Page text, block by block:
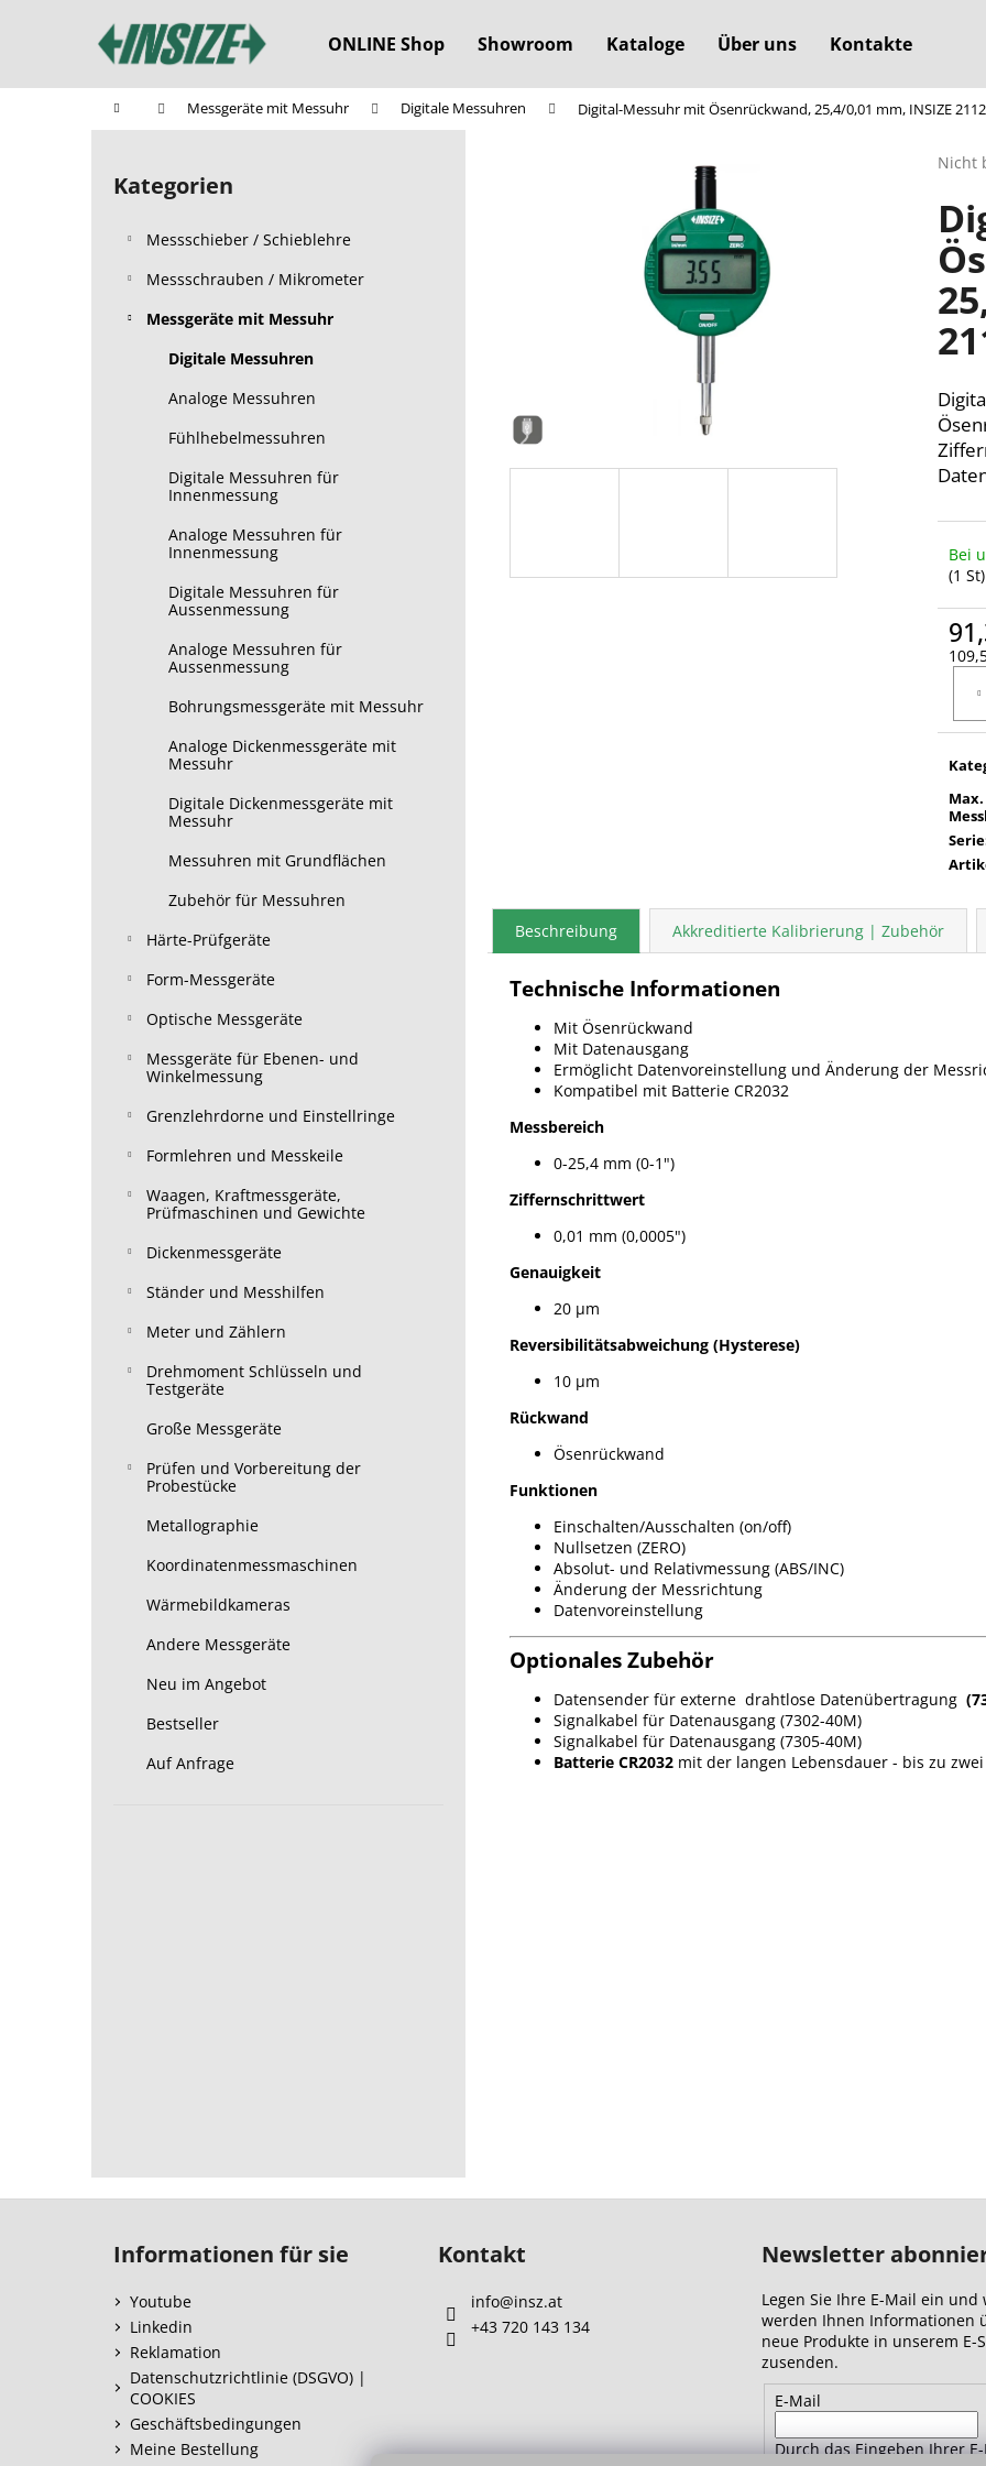
ONLINE Shop Showroom Kataloge Über uns Kontakte
StartseiteMessgeräte mit Messuhr Digitale Messuhren Digital-Messuhr mit Ösenrückwand, 25,4/0,01 mm, INSIZE
S
Kategorien
überspringen
Kategorien
Messschieber / Schieblehre
Messschrauben / Mikrometer
Messgeräte mit Messuhr
Digitale Messuhren
Analoge Messuhren
Fühlhebelmessuhren
Digitale Messuhren für
Innenmessung
Analoge Messuhren für
Innenmessung
Digitale Messuhren für
Aussenmessung
Analoge Messuhren für
Aussenmessung
Bohrungsmessgeräte mit Messuhr
Analoge Dickenmessgeräte mit
Messuhr
Digitale Dickenmessgeräte mit
Messuhr
Messuhren mit Grundflächen
Zubehör für Messuhren
Härte-Prüfgeräte
Form-Messgeräte
Optische Messgeräte
Messgeräte für Ebenen- und
Winkelmessung
Grenzlehrdorne und Einstellringe
Formlehren und Messkeile
Waagen, Kraftmessgeräte,
Prüfmaschinen und Gewichte
Dickenmessgeräte
Ständer und Messhilfen
Meter und Zählern
Drehmoment Schlüsseln und
Testgeräte
Große Messgeräte
Prüfen und Vorbereitung der
Probestücke
Metallographie
Koordinatenmessmaschinen
Wärmebildkameras
Andere Messgeräte
Neu im Angebot
Bestseller
Auf Anfrage
Die
ist
0,0
von
5
Nicht
Bei
(1 St)
Max.
Serie
Beschreibung Akkreditierte Kalibrierung | Zubehör
Technische Informationen
Mit Ösenrückwand
Mit Datenausgang
Ermöglicht Datenvoreinstellung und Änderung der
Kompatibel mit Batterie CR2032
Messbereich
0-25,4 mm (0-1")
Ziffernschrittwert
0,01 mm (0,0005")
Genauigkeit
20 µm
Reversibilitätsabweichung (Hysterese)
10 µm
Rückwand
Ösenrückwand
Funktionen
Einschalten/Ausschalten (on/off)
Nullsetzen (ZERO)
Absolut- und Relativmessung (ABS/INC)
Änderung der Messrichtung
Datenvoreinstellung
Optionales Zubehör
Datensender für externe drahtlose Datenübertragung
Signalkabel für Datenausgang (7302-40M)
Signalkabel für Datenausgang (7305-40M)
Batterie CR2032 mit der langen Lebensdauer - bis zu zwei
e
Zurück
zum
Zurück
zum
Was suchen Sie?
Wir empfehlen
Informationen für sie
Youtube
Linkedin
Reklamation
Datenschutzrichtlinie (DSGVO) |
COOKIES
Geschäftsbedingungen
Meine Bestellung
Kontakt
info@insz.at
+43 720 143 134
Newsletter
Legen Sie Ihre E-Mail ein und
werden Ihnen Informationen
neue Produkte in unserem E-
zusenden.
E-Mail
Durch das Eingeben Ihrer